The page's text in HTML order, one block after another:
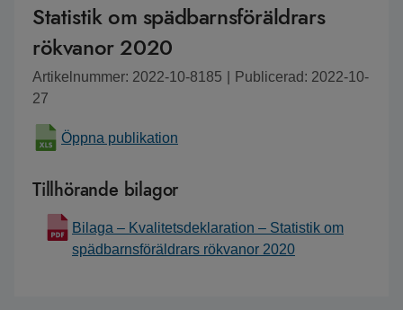
Statistik om spädbarnsföräldrars
rökvanor 2020
Artikelnummer: 2022-10-8185
Publicerad: 2022-10-
27
Öppna publikation
Tillhörande bilagor
Bilaga – Kvalitetsdeklaration – Statistik om
spädbarnsföräldrars rökvanor 2020